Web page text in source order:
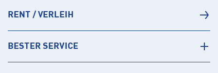
RENT / VERLEIH
BESTER SERVICE